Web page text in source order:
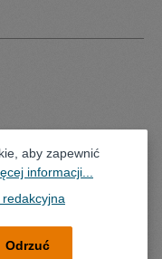
detaliczny
aby zapewnić
informacji...
Odrzuć